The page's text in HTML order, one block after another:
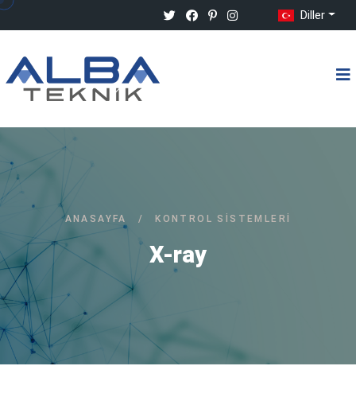
Diller
ANASAYFA / KONTROL SISTEMLERI
X-ray